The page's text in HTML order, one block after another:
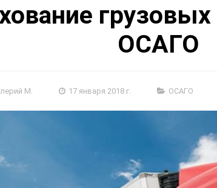
ОСАГО
М. 17 января 2018 г. ОСАГО